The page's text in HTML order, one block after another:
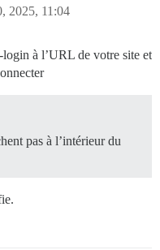
2025, 11:04
à l’URL de votre site et
pas à l’intérieur du